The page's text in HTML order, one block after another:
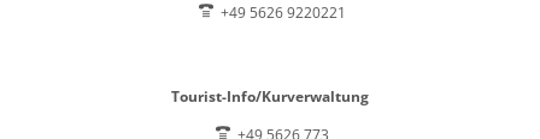
+49 5626 9220221
Tourist-Info/Kurverwaltung
+49 5626 773